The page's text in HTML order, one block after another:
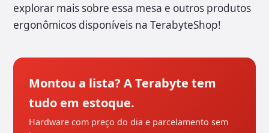
explorar mais sobre essa mesa e outros produtos
ergonômicos disponíveis na TerabyteShop!
Montou a lista? A Terabyte tem
tudo em estoque.
Hardware com preço do dia e parcelamento sem